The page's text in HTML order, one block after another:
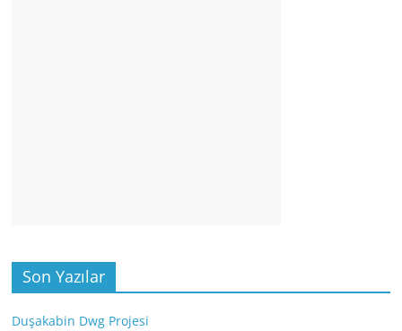
Son Yazılar
Duşakabin Dwg Projesi